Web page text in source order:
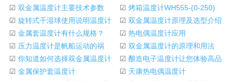
温度计/酸碱度
什么？
☑ 双金属温度计主要技术参数 ☑ 烤箱温度计WH555-(0-250)
☑ 旋转式干湿球使用说明温度计 ☑ 双金属温度计原理及选型介绍
☑ 金属套温度计有什么规格？ ☑ 热电偶温度计应用
☑ 压力温度计是帆船运动的祸
根。
☑ 双金属温度计的原理和用法
☑ 你知道如何选择双金属温度计
的表面直径吗
☑ 酿造电子温度计让您体验高品
质的生活助手
☑ 金属保护套温度计 ☑ 天康热电偶温度计